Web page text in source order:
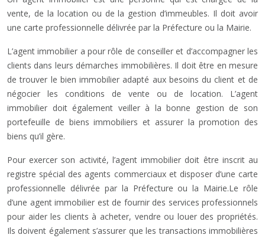
vente, de la location ou de la gestion d’immeubles. Il doit avoir
une carte professionnelle délivrée par la Préfecture ou la Mairie.
L’agent immobilier a pour rôle de conseiller et d’accompagner les
clients dans leurs démarches immobilières. Il doit être en mesure
de trouver le bien immobilier adapté aux besoins du client et de
négocier les conditions de vente ou de location. L’agent
immobilier doit également veiller à la bonne gestion de son
portefeuille de biens immobiliers et assurer la promotion des
biens qu’il gère.
Pour exercer son activité, l’agent immobilier doit être inscrit au
registre spécial des agents commerciaux et disposer d’une carte
professionnelle délivrée par la Préfecture ou la Mairie.Le rôle
d’une agent immobilier est de fournir des services professionnels
pour aider les clients à acheter, vendre ou louer des propriétés.
Ils doivent également s’assurer que les transactions immobilières